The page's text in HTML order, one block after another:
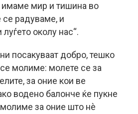
мир и тишина во
се радуваме, и
луѓето околу нас“.
посакуваат добро, тешко
молиме: молете се за
за оние кои ве
водено балонче ќе пукне
молиме за оние што нè